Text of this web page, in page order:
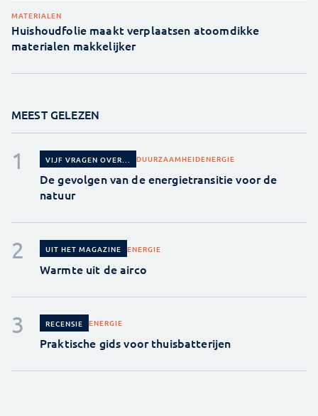
MATERIALEN
Huishoudfolie maakt verplaatsen atoomdikke
materialen makkelijker
MEEST GELEZEN
VIJF VRAGEN OVER... DUURZAAMHEIDENERGIE
De gevolgen van de energietransitie voor de
natuur
UIT HET MAGAZINE ENERGIE
Warmte uit de airco
RECENSIE ENERGIE
Praktische gids voor thuisbatterijen